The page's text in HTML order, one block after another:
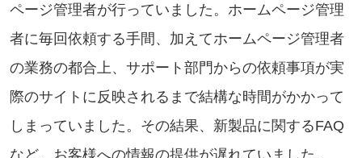
ページ管理者が行っていました。ホームページ管理
者に毎回依頼する手間、加えてホームページ管理者
の業務の都合上、サポート部門からの依頼事項が実
際のサイトに反映されるまで結構な時間がかかって
しまっていました。その結果、新製品に関するFAQ
など、お客様への情報の提供が遅れていました。